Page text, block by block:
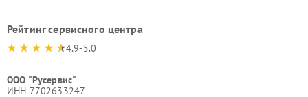
Рейтинг сервисного центра
4.9-5.0
ООО "Русервис"
ИНН 7702633247